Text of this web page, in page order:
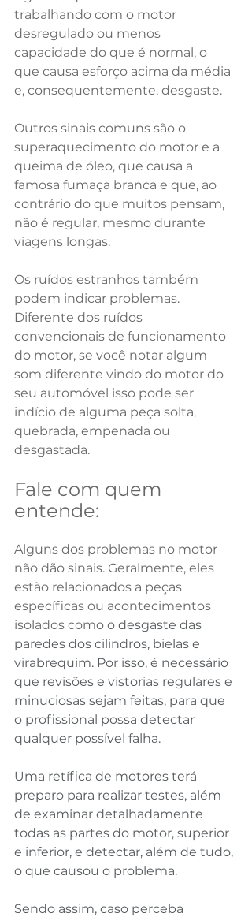
trabalhando com o motor
desregulado ou menos
capacidade do que é normal, o
que causa esforço acima da média
e, consequentemente, desgaste.
Outros sinais comuns são o
superaquecimento do motor e a
queima de óleo, que causa a
famosa fumaça branca e que, ao
contrário do que muitos pensam,
não é regular, mesmo durante
viagens longas.
Os ruídos estranhos também
podem indicar problemas.
Diferente dos ruídos
convencionais de funcionamento
do motor, se você notar algum
som diferente vindo do motor do
seu automóvel isso pode ser
indício de alguma peça solta,
quebrada, empenada ou
desgastada.
Fale com quem
entende:
Alguns dos problemas no motor
não dão sinais. Geralmente, eles
estão relacionados a peças
específicas ou acontecimentos
isolados como o desgaste das
paredes dos cilindros, bielas e
virabrequim. Por isso, é necessário
que revisões e vistorias regulares e
minuciosas sejam feitas, para que
o profissional possa detectar
qualquer possível falha.
Uma retífica de motores terá
preparo para realizar testes, além
de examinar detalhadamente
todas as partes do motor, superior
e inferior, e detectar, além de tudo,
o que causou o problema.
Sendo assim, caso perceba